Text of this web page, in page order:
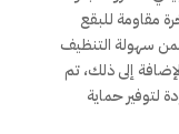
مقاومة للبقع
سهولة التنظيف
إلى ذلك، تم
لتوفير حماية